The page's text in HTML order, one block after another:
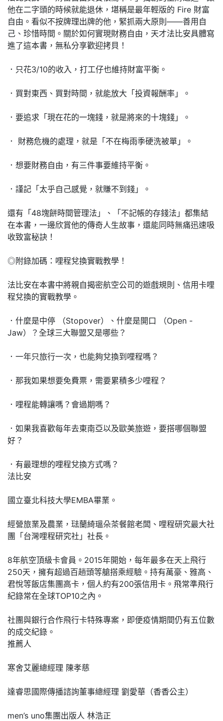
他在二字頭的時候就能退休，堪稱是最年輕版的 Fire 財富
自由。看似不按牌理出牌的他，緊抓兩大原則——善用自
己、珍惜時間。關於如何實現財務自由，天才法比安具體寫
進了這本書，無私分享歡迎拷貝！
．只花3/10的收入，打工仔也維持財富平衡。
．買對東西、買對時間，就能放大「投資報酬率」。
．要追求「現在花的一塊錢，就是將來的十塊錢」。
． 財務危機的處理，就是「不在梅雨季硬洗被單」。
．想要財務自由，有三件事要維持平衡。
．謹記「太乎自己感覺，就賺不到錢」。
還有「48塊餅時間管理法」、「不記帳的存錢法」都集結
在本書，一邊欣賞他的傳奇人生故事，還能同時無痛迅速吸
收致富秘訣！
◎附錄加碼：哩程兌換實戰教學！
法比安在本書中將親自揭密航空公司的遊戲規則、信用卡哩
程兌換的實戰教學。
．什麼是中停 （Stopover）、什麼是開口 （Open -
Jaw）？全球三大聯盟又是哪些？
．一年只旅行一次，也能夠兌換到哩程嗎？
．那我如果想要免費票，需要累積多少哩程？
．哩程能轉讓嗎？會過期嗎？
．如果我喜歡每年去東南亞以及歐美旅遊，要搭哪個聯盟
好？
．有最理想的哩程兌換方式嗎？
法比安
國立臺北科技大學EMBA畢業。
經營旅業及農業，琺蘭綺瑥朵茶餐館老闆、哩程研究最大社
團「台灣哩程研究社」社長。
8年航空頂級卡會員。2015年開始，每年最多在天上飛行
250天，擁有超過百趟頭等艙搭乘經驗。持有萬豪、雅高、
君悅等飯店集團高卡，個人約有200張信用卡。飛常準飛行
紀錄常在全球TOP10之內。
社團與銀行合作飛行卡特殊專案，即便疫情期間仍有五位數
的成交紀錄。
推薦人
寒舍艾麗總經理 陳孝慈
達睿思國際傳播諮詢董事總經理 劉愛華（香香公主）
men’s uno集團出版人 林浩正